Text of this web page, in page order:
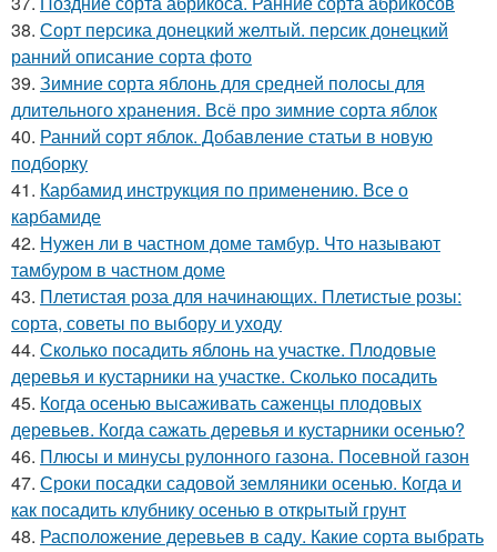
38. Сорт персика донецкий желтый. персик донецкий
ранний описание сорта фото
39. Зимние сорта яблонь для средней полосы для
длительного хранения. Всё про зимние сорта яблок
40. Ранний сорт яблок. Добавление статьи в новую
подборку
41. Карбамид инструкция по применению. Все о
карбамиде
42. Нужен ли в частном доме тамбур. Что называют
тамбуром в частном доме
43. Плетистая роза для начинающих. Плетистые розы:
сорта, советы по выбору и уходу
44. Сколько посадить яблонь на участке. Плодовые
деревья и кустарники на участке. Сколько посадить
45. Когда осенью высаживать саженцы плодовых
деревьев. Когда сажать деревья и кустарники осенью?
46. Плюсы и минусы рулонного газона. Посевной газон
47. Сроки посадки садовой земляники осенью. Когда и
как посадить клубнику осенью в открытый грунт
48. Расположение деревьев в саду. Какие сорта выбрать